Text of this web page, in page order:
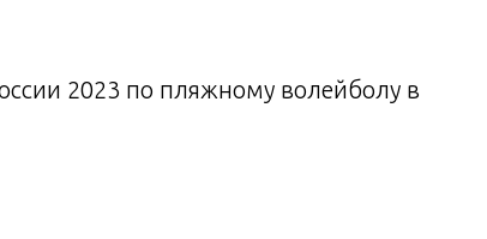
2023 по пляжному волейболу в